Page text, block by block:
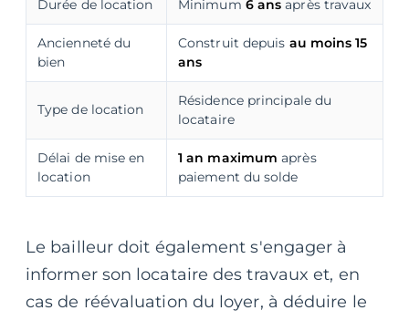
Durée de location Minimum 6 ans après travaux
Ancienneté du
bien
Construit depuis au moins 15
ans
Type de location
Résidence principale du
locataire
Délai de mise en
location
1 an maximum après
paiement du solde
Le bailleur doit également s'engager à
informer son locataire des travaux et, en
cas de réévaluation du loyer, à déduire le